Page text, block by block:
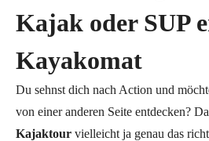
Kajak oder SUP
Kayakomat
Du sehnst dich nach Action und
von einer anderen Seite entdecken?
Kajaktour vielleicht ja genau das